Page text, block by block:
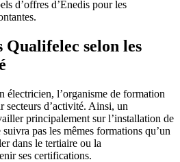
d’offres d’Enedis pour les
selon les
électricien, l’organisme de formation
secteurs d’activité. Ainsi, un
principalement sur l’installation de
pas les mêmes formations qu’un
dans le tertiaire ou la
ses certifications.